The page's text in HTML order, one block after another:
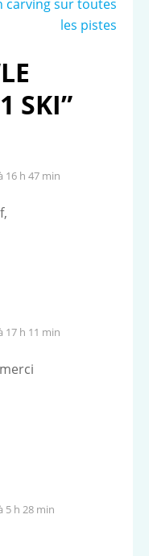
carving sur toutes
les pistes
SKI”
16 h 47 min
17 h 11 min
5 h 28 min